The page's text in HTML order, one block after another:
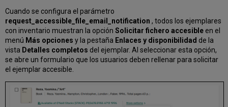
Cuando se configura el parámetro
request_accessible_file_email_notification, todos los ejemplares
con inventario muestran la opciónSolicitar fichero accesible en el
menú Más opcionesy la pestaña Enlaces y disponibilidad de la
vista Detalles completos del ejemplar. Al seleccionar esta opción,
se abre un formulario que los usuarios deben rellenar para solicitar
el ejemplar accesible.